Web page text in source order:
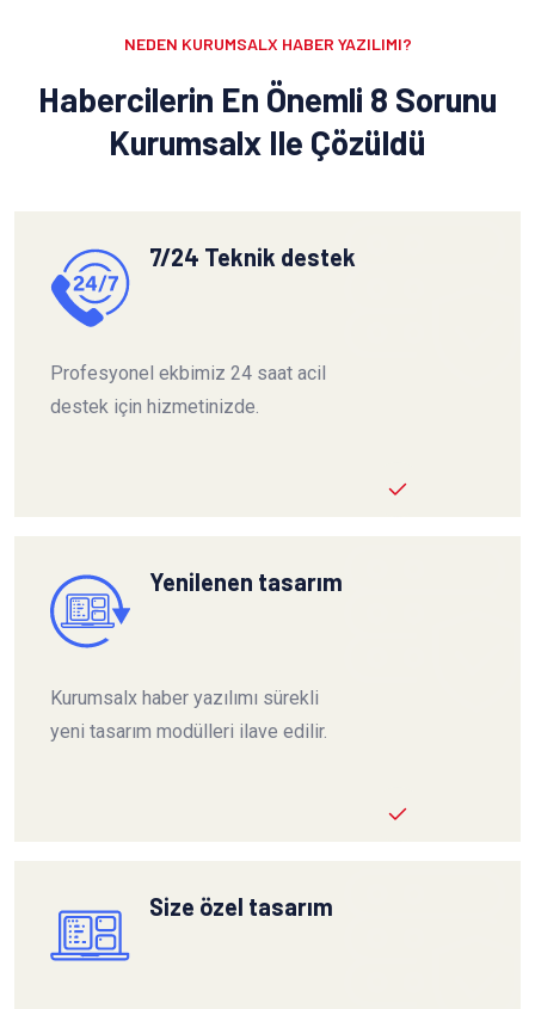
NEDEN KURUMSALX HABER YAZILIMI?
Habercilerin En Önemli 8 Sorunu
Kurumsalx Ile Çözüldü
7/24 Teknik destek
Profesyonel ekbimiz 24 saat acil
destek için hizmetinizde.
Yenilenen tasarım
Kurumsalx haber yazılımı sürekli
yeni tasarım modülleri ilave edilir.
Size özel tasarım